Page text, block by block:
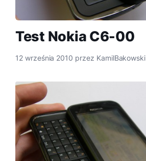
Test Nokia C6-00
12 września 2010 przez KamilBakowski